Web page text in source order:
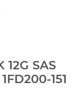
12G SAS
151